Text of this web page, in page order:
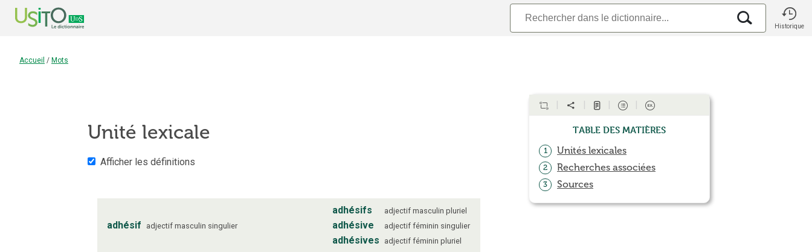
Historique
Accueil / Mots
Unité lexicale
Afficher les définitions
adhésif adjectif masculin singulier
adhésifs adjectif masculin pluriel
adhésive adjectif féminin singulier
adhésives adjectif féminin pluriel
Table des matières
1 Unités lexicales
2 Recherches associées
3 Sources